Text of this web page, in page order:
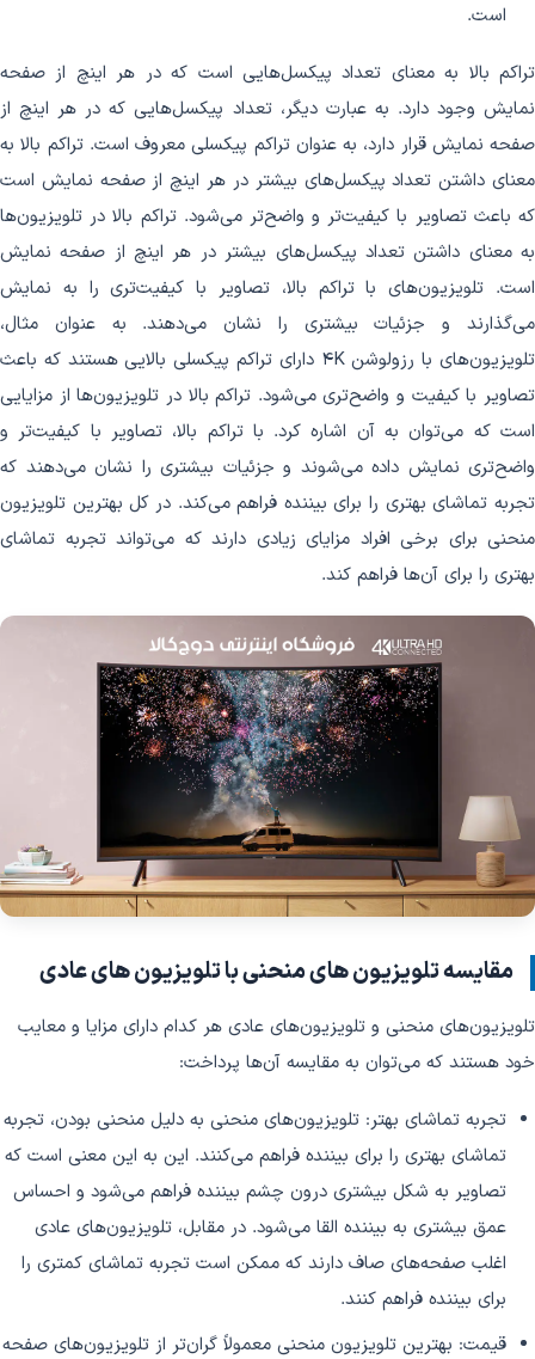
است.
تراکم بالا به معنای تعداد پیکسل‌هایی است که در هر اینچ از صفحه
نمایش وجود دارد. به عبارت دیگر، تعداد پیکسل‌هایی که در هر اینچ از
صفحه نمایش قرار دارد، به عنوان تراکم پیکسلی معروف است. تراکم بالا به
معنای داشتن تعداد پیکسل‌های بیشتر در هر اینچ از صفحه نمایش است
که باعث تصاویر با کیفیت‌تر و واضح‌تر می‌شود. تراکم بالا در تلویزیون‌ها
به معنای داشتن تعداد پیکسل‌های بیشتر در هر اینچ از صفحه نمایش
است. تلویزیون‌های با تراکم بالا، تصاویر با کیفیت‌تری را به نمایش
می‌گذارند و جزئیات بیشتری را نشان می‌دهند. به عنوان مثال،
تلویزیون‌های با رزولوشن 4K دارای تراکم پیکسلی بالایی هستند که باعث
تصاویر با کیفیت و واضح‌تری می‌شود. تراکم بالا در تلویزیون‌ها از مزایایی
است که می‌توان به آن اشاره کرد. با تراکم بالا، تصاویر با کیفیت‌تر و
واضح‌تری نمایش داده می‌شوند و جزئیات بیشتری را نشان می‌دهند که
تجربه تماشای بهتری را برای بیننده فراهم می‌کند. در کل بهترین تلویزیون
منحنی برای برخی افراد مزایای زیادی دارند که می‌تواند تجربه تماشای
بهتری را برای آن‌ها فراهم کند.
مقایسه تلویزیون های منحنی با تلویزیون های عادی
تلویزیون‌های منحنی و تلویزیون‌های عادی هر کدام دارای مزایا و معایب
خود هستند که می‌توان به مقایسه آن‌ها پرداخت:
تجربه تماشای بهتر: تلویزیون‌های منحنی به دلیل منحنی بودن، تجربه
تماشای بهتری را برای بیننده فراهم می‌کنند. این به این معنی است که
تصاویر به شکل بیشتری درون چشم بیننده فراهم می‌شود و احساس
عمق بیشتری به بیننده القا می‌شود. در مقابل، تلویزیون‌های عادی
اغلب صفحه‌های صاف دارند که ممکن است تجربه تماشای کمتری را
برای بیننده فراهم کنند.
قیمت: بهترین تلویزیون منحنی معمولاً گران‌تر از تلویزیون‌های صفحه